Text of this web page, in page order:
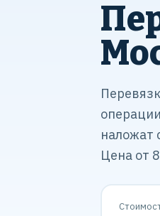
наложат
Цена от